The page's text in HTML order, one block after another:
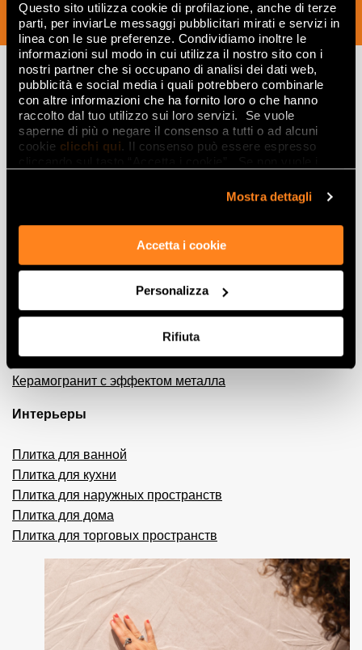
Questo sito utilizza cookie di profilazione, anche di terze
parti, per inviarLe messaggi pubblicitari mirati e servizi in
linea con le sue preferenze. Condividiamo inoltre le
informazioni sul modo in cui utilizza il nostro sito con i
nostri partner che si occupano di analisi dei dati web,
pubblicità e social media i quali potrebbero combinarle
con altre informazioni che ha fornito loro o che hanno
raccolto dal tuo utilizzo sui loro servizi. Se vuole
saperne di più o negare il consenso a tutti o ad alcuni
cookie clicchi qui. Il consenso può essere espresso
Mostra dettagli
Accetta i cookie
Personalizza
Rifiuta
ПОДПИСАТЬСЯ СЕЙЧАС
Вдохновляйтесь
интерьерами и
эффектами
Керамогранит с эффектом мрамора
Керамогранит с эффектом дерева
Керамогранит с эффектом смолы и цемента
Плитка 3D
Плитка с эффектом кирпича
Керамогранит с эффектом металла
Интерьеры
Плитка для ванной
Плитка для кухни
Плитка для наружных пространств
Плитка для дома
Плитка для торговых пространств